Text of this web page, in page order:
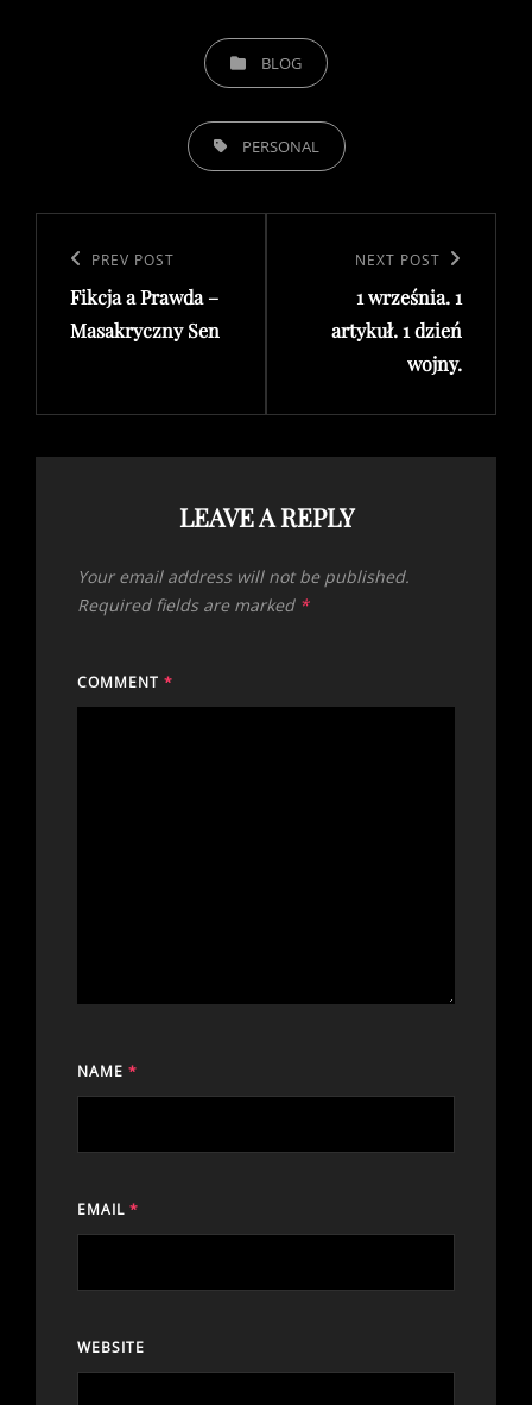
CATEGORIESBLOG
TAGS, PERSONAL
navigation
Previous
Post
PREV POST
Fikcja a Prawda –
Masakryczny Sen
NEXT POST
1 września. 1
artykuł. 1 dzień
wojny.
LEAVE A REPLY
Your email address will not be published.
Required fields are marked *
COMMENT *
NAME *
EMAIL *
WEBSITE